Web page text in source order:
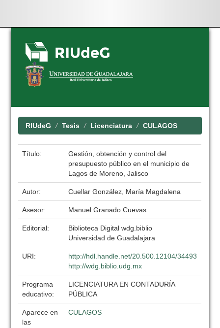
Skip
navigation
RIUdeG Tesis Licenciatura CULAGOS
Título:
Gestión, obtención y control del
presupuesto público en el municipio de
Lagos de Moreno, Jalisco
Autor: Cuellar González, María Magdalena
Asesor: Manuel Granado Cuevas
Editorial:
Biblioteca Digital wdg.biblio
Universidad de Guadalajara
URI:
http://hdl.handle.net/20.500.12104/34493
http://wdg.biblio.udg.mx
Programa
educativo:
LICENCIATURA EN CONTADURÍA
PÚBLICA
Aparece en
las
CULAGOS